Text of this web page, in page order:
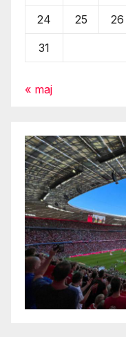
24 25 26
31
« maj